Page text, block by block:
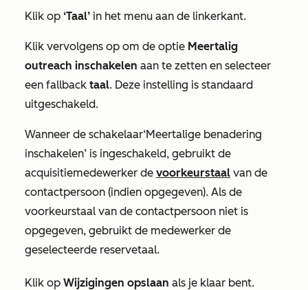
Klik op ‘Taal’ in het menu aan de linkerkant.
Klik vervolgens op om de optie Meertalig
outreach inschakelen aan te zetten en selecteer
een fallback taal. Deze instelling is standaard
uitgeschakeld.
Wanneer de schakelaar‘Meertalige benadering
inschakelen’ is ingeschakeld, gebruikt de
acquisitiemedewerker de voorkeurstaal van de
contactpersoon (indien opgegeven). Als de
voorkeurstaal van de contactpersoon niet is
opgegeven, gebruikt de medewerker de
geselecteerde reservetaal.
Klik op Wijzigingen opslaan als je klaar bent.